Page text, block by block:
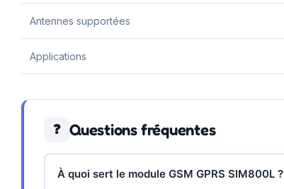
Antennes supportées
Applications
❓ Questions fréquentes
À quoi sert le module GSM GPRS SIM800L ?